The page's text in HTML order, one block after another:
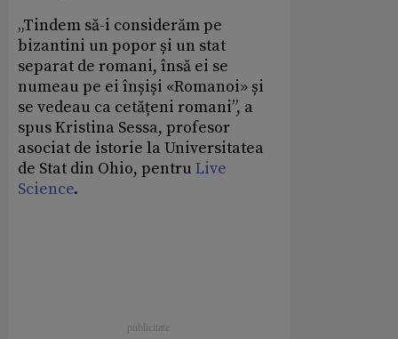
„Tindem să-i considerăm pe
bizantini un popor și un stat
separat de romani, însă ei se
numeau pe ei înșiși «Romanoi» și
se vedeau ca cetățeni romani”, a
spus Kristina Sessa, profesor
asociat de istorie la Universitatea
de Stat din Ohio, pentru Live
Science.